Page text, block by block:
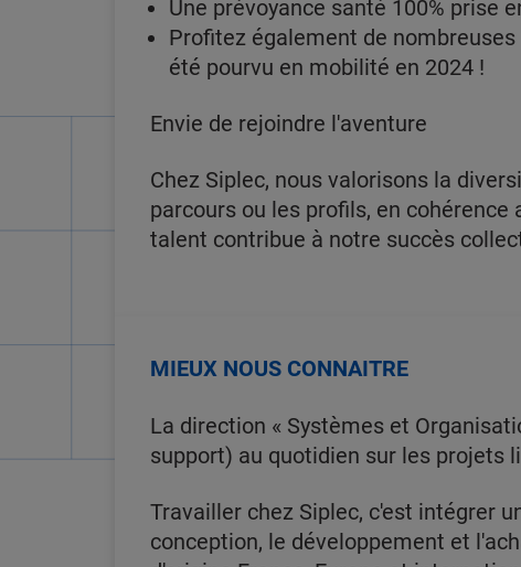
Une prévoyance santé 100% prise
Profitez également de
été pourvu en mobilité en 2024 !
Envie de rejoindre l'aventure
Chez Siplec, nous valorisons la
parcours ou les profils, en
talent contribue à notre succès
MIEUX NOUS CONNAITRE
La direction « Systèmes et
support) au quotidien sur les projets
Travailler chez Siplec, c'est intégrer
conception, le développement et